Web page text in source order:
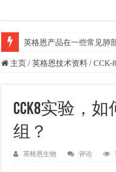
英格恩产品在一些常见肺
主页 / 英格恩技术资料 / CCK-8
CCK8实验，
组？
英格恩生物 评论